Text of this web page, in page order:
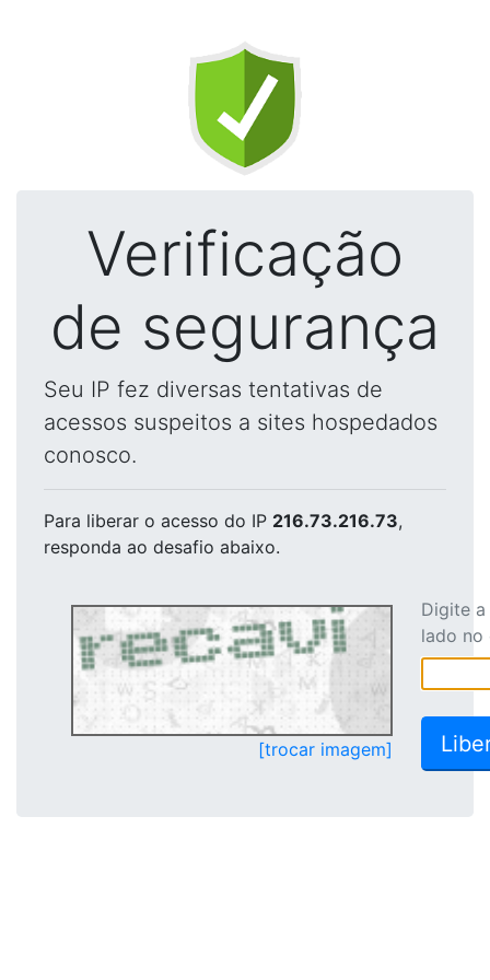
Verificação
de segurança
Seu IP fez diversas tentativas de
acessos suspeitos a sites hospedados
conosco.
Para liberar o acesso do IP 216.73.216.73,
responda ao desafio abaixo.
[trocar imagem]
Digite
lado no